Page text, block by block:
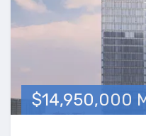
$14,950,000